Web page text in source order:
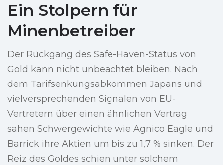
Ein Stolpern für
Minenbetreiber
Der Rückgang des Safe-Haven-Status von
Gold kann nicht unbeachtet bleiben. Nach
dem Tarifsenkungsabkommen Japans und
vielversprechenden Signalen von EU-
Vertretern über einen ähnlichen Vertrag
sahen Schwergewichte wie Agnico Eagle und
Barrick ihre Aktien um bis zu 1,7 % sinken. Der
Reiz des Goldes schien unter solchem